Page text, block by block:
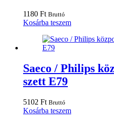
1180 Ft Bruttó
Kosárba teszem
Saeco / Philips
szett E79
5102 Ft Bruttó
Kosárba teszem